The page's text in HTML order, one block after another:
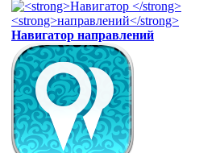
Навигатор направлений